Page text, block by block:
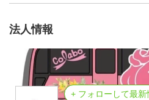
法人情報
+ フォローして最新